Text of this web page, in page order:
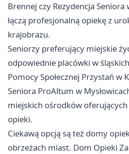
Brennej czy Rezydencja
łączą profesjonalną opiekę z
krajobrazu.
Seniorzy preferujący miejskie
odpowiednie placówki w
Pomocy Społecznej Przystań w
Seniora ProAltum w
miejskich ośrodków
opieki.
Ciekawą opcją są też domy
obrzeżach miast. Dom Opieki